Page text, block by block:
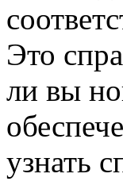
Это
ли вы
узнать